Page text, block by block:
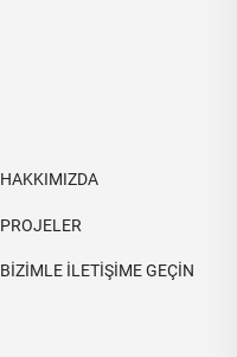
HAKKIMIZDA
PROJELER
BİZİMLE İLETİŞİME GEÇİN